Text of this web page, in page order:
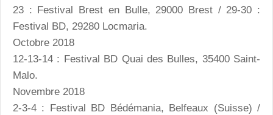
23 : Festival Brest en Bulle, 29000 Brest / 29-30 :
Festival BD, 29280 Locmaria.
Octobre 2018
12-13-14 : Festival BD Quai des Bulles, 35400 Saint-
Malo.
Novembre 2018
2-3-4 : Festival BD Bédémania, Belfeaux (Suisse) /